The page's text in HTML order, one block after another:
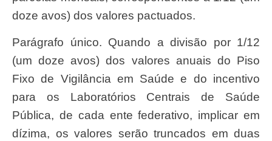
doze avos) dos valores pactuados.
Parágrafo único. Quando a divisão por 1/12
(um doze avos) dos valores anuais do Piso
Fixo de Vigilância em Saúde e do incentivo
para os Laboratórios Centrais de Saúde
Pública, de cada ente federativo, implicar em
dízima, os valores serão truncados em duas